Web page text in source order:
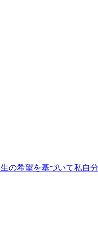
の希望を基づいて私自